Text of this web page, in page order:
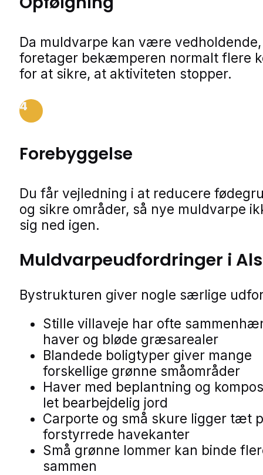
Da muldvarpe kan være vedholdende,
foretager bekæmperen normalt flere
for at sikre, at aktiviteten stopper.
4
Forebyggelse
Du får vejledning i at reducere
og sikre områder, så nye muldvarpe
sig ned igen.
Muldvarpeudfordringer i Als
Bystrukturen giver nogle særlige
Stille villaveje har ofte
haver og bløde græsarealer
Blandede boligtyper giver mange
forskellige grønne småområder
Haver med beplantning og
let bearbejdelig jord
Carporte og små skure ligger tæt
forstyrrede havekanter
Små grønne lommer kan binde
sammen